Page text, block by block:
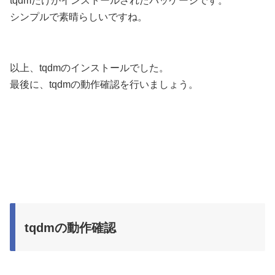
シンプルで素晴らしいですね。
以上、tqdmのインストールでした。
最後に、tqdmの動作確認を行いましょう。
tqdmの動作確認